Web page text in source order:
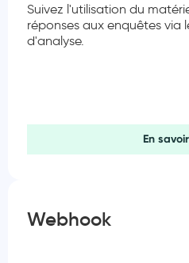
Suivez l'utilisation du
réponses aux enquêtes via
d'analyse.
En
Webhook